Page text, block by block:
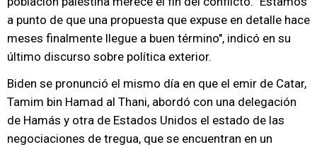
a punto de que una propuesta que expuse en detalle hace
meses finalmente llegue a buen término", indicó en su
último discurso sobre política exterior.
Biden se pronunció el mismo día en que el emir de Catar,
Tamim bin Hamad al Thani, abordó con una delegación
de Hamás y otra de Estados Unidos el estado de las
negociaciones de tregua, que se encuentran en un